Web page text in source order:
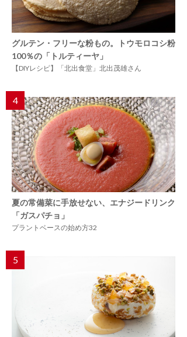
グルテン・フリーな粉もの。トウモロコシ粉
100％の「トルティーヤ」
【DIYレシピ】「北出食堂」北出茂雄さん
4
夏の常備菜に手放せない、エナジードリンク
「ガスパチョ」
プラントベースの始め方32
5